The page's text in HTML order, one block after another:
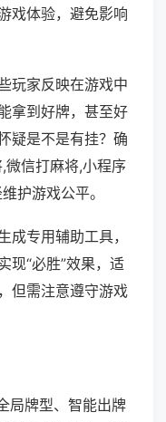
戏体验，避免影响
玩家反映在游戏中
拿到好牌，甚至好
疑是不是有挂？确
微信打麻将,小程序
护游戏公平。
成专用辅助工具，
现“必胜”效果，适
但需注意遵守游戏
局牌型、智能出牌